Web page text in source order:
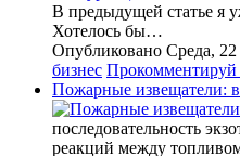
В предыдущей статье я
Хотелось бы…
Опубликовано Среда, 22
бизнес
Пожарные извещатели:
последовательность
реакций между